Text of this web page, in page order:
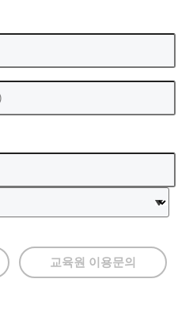
교육원 이용문의